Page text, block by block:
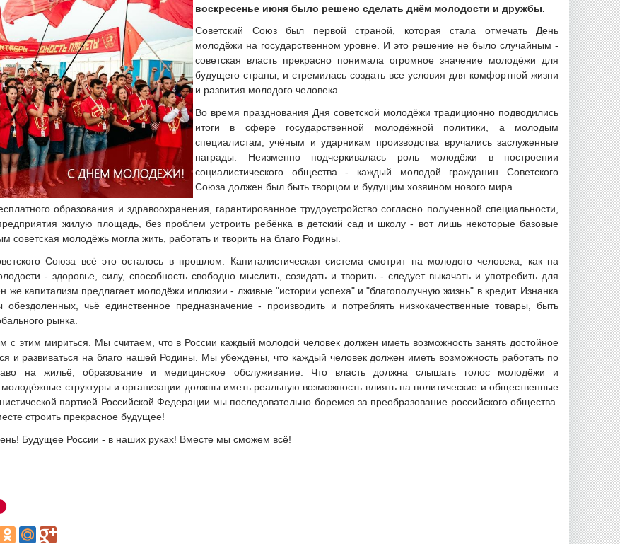
воскресенье июня было решено сделать днём молодости и дружбы.
Советский Союз был первой страной, которая стала отмечать День
молодёжи на государственном уровне. И это решение не было случайным -
советская власть прекрасно понимала огромное значение молодёжи для
будущего страны, и стремилась создать все условия для комфортной жизни
и развития молодого человека.
Во время празднования Дня советской молодёжи традиционно подводились
итоги в сфере государственной молодёжной политики, а молодым
специалистам, учёным и ударникам производства вручались заслуженные
награды. Неизменно подчеркивалась роль молодёжи в построении
социалистического общества - каждый молодой гражданин Советского
Союза должен был быть творцом и будущим хозяином нового мира.
образования и здравоохранения, гарантированное трудоустройство согласно полученной специальности,
жилую площадь, без проблем устроить ребёнка в детский сад и школу - вот лишь некоторые базовые
советская молодёжь могла жить, работать и творить на благо Родины.
Союза всё это осталось в прошлом. Капиталистическая система смотрит на молодого человека, как на
- здоровье, силу, способность свободно мыслить, созидать и творить - следует выкачать и употребить для
же капитализм предлагает молодёжи иллюзии - лживые "истории успеха" и "благополучную жизнь" в кредит. Изнанка
чьё единственное предназначение - производить и потреблять низкокачественные товары, быть
рынка.
этим мириться. Мы считаем, что в России каждый молодой человек должен иметь возможность занять достойное
и развиваться на благо нашей Родины. Мы убеждены, что каждый человек должен иметь возможность работать по
на жильё, образование и медицинское обслуживание. Что власть должна слышать голос молодёжи и
структуры и организации должны иметь реальную возможность влиять на политические и общественные
партией Российской Федерации мы последовательно боремся за преобразование российского общества.
строить прекрасное будущее!
Будущее России - в наших руках! Вместе мы сможем всё!